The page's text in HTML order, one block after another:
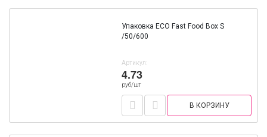
Упаковка ECO Fast Food Box S
/50/600
Артикул:
4.73
руб/шт
В КОРЗИНУ